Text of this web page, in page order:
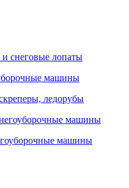
и снеговые лопаты
машины
ледорубы
машины
машины